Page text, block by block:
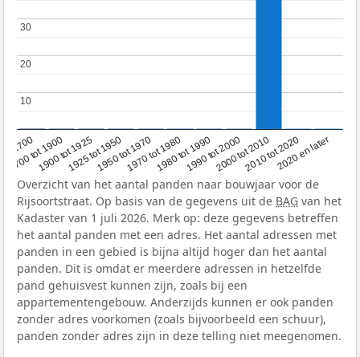
1700
1700 tot 1900
1900 tot 19251925 tot 19501950 tot 19701970 tot 19801980 tot 19901990 tot 20002000 tot 20102010 tot 20202020 en later
10
10
20
20
30
30
Overzicht van het aantal panden naar bouwjaar voor de
Rijsoortstraat. Op basis van de gegevens uit de BAG van het
Kadaster van 1 juli 2026. Merk op: deze gegevens betreffen
het aantal panden met een adres. Het aantal adressen met
panden in een gebied is bijna altijd hoger dan het aantal
panden. Dit is omdat er meerdere adressen in hetzelfde
pand gehuisvest kunnen zijn, zoals bij een
appartementengebouw. Anderzijds kunnen er ook panden
zonder adres voorkomen (zoals bijvoorbeeld een schuur),
panden zonder adres zijn in deze telling niet meegenomen.